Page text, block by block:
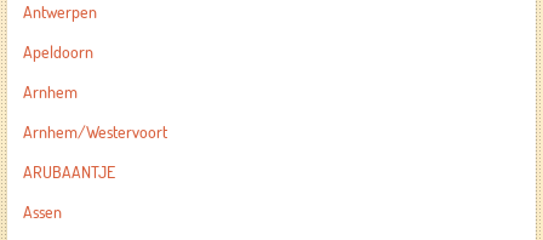
Antwerpen
Apeldoorn
Arnhem
Arnhem/Westervoort
ARUBAANTJE
Assen